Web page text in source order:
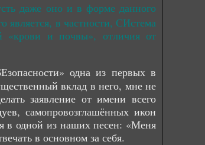
даже оно и в форме данного
является, в частности, СИстема
«крови и почвы», отличия от
одна из первых в
вклад в него, мне не
заявление от имени всего
самопровозглашённых икон
в одной из наших песен: «Меня
в основном за себя.